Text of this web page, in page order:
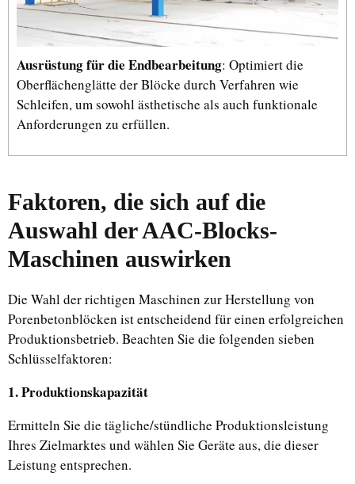
Ausrüstung für die Endbearbeitung: Optimiert die
Oberflächenglätte der Blöcke durch Verfahren wie
Schleifen, um sowohl ästhetische als auch funktionale
Anforderungen zu erfüllen.
Faktoren, die sich auf die
Auswahl der AAC-Blocks-
Maschinen auswirken
Die Wahl der richtigen Maschinen zur Herstellung von
Porenbetonblöcken ist entscheidend für einen erfolgreichen
Produktionsbetrieb. Beachten Sie die folgenden sieben
Schlüsselfaktoren:
1. Produktionskapazität
Ermitteln Sie die tägliche/stündliche Produktionsleistung
Ihres Zielmarktes und wählen Sie Geräte aus, die dieser
Leistung entsprechen.